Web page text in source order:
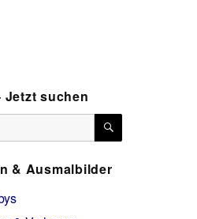
Jetzt suchen
SUCHEN
& Ausmalbilder